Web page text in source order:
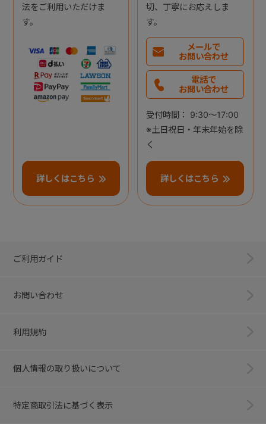
法をご利用いただけま
す。
詳しくはこちら
切、丁寧にお応えしま
す。
メールで
お問い合わせ
電話で
お問い合わせ
受付時間： 9:30～17:00
※土日祝日・年末年始を除
く
詳しくはこちら
ご利用ガイド
お問い合わせ
利用規約
個人情報の取り扱いについて
特定商取引法に基づく表示